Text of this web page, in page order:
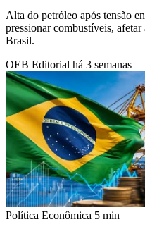
Alta do petróleo após tensão
pressionar combustíveis,
Brasil.
OEB Editorial há 3 semanas
Política Econômica 5 min